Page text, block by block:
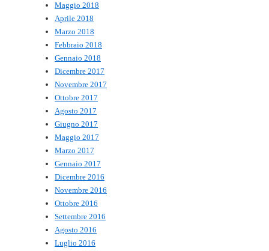
Maggio 2018
Aprile 2018
Marzo 2018
Febbraio 2018
Gennaio 2018
Dicembre 2017
Novembre 2017
Ottobre 2017
Agosto 2017
Giugno 2017
Maggio 2017
Marzo 2017
Gennaio 2017
Dicembre 2016
Novembre 2016
Ottobre 2016
Settembre 2016
Agosto 2016
Luglio 2016